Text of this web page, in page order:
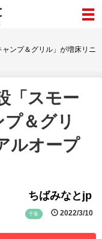
ンプ＆グリル」が増床リニ
「スモー
＆グリ
ルオープ
ちばみなとjp
千葉 2022/3/10